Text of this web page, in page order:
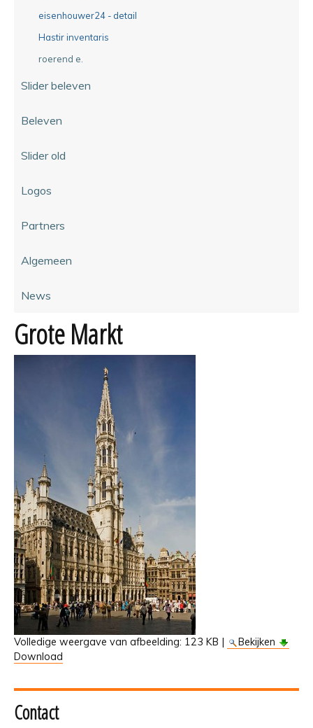
eisenhouwer24 - detail
Hastir inventaris
roerend e.
Slider beleven
Beleven
Slider old
Logos
Partners
Algemeen
News
Grote Markt
Volledige weergave van afbeelding: 123 KB |
Bekijken
Download
Contact